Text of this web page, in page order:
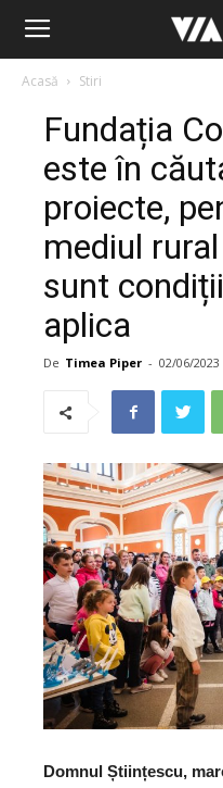
Acasă Stiri
Fundația
este în
proiecte,
mediul
sunt
aplica
De Timea Piper - 02/06/2023
Domnul Științescu,